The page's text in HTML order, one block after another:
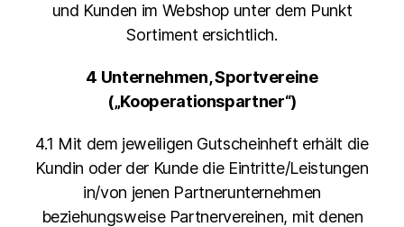
und Kunden im Webshop unter dem Punkt
Sortiment ersichtlich.
4 Unternehmen, Sportvereine
(„Kooperationspartner“)
4.1 Mit dem jeweiligen Gutscheinheft erhält die
Kundin oder der Kunde die Eintritte/Leistungen
in/von jenen Partnerunternehmen
beziehungsweise Partnervereinen, mit denen